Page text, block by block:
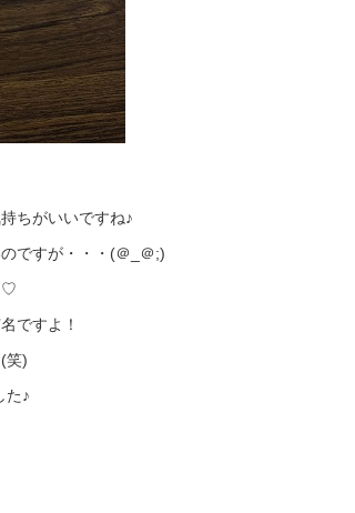
ちがいいですね♪
ですが・・・(＠_＠;)
♡
ですよ！
笑)
た♪